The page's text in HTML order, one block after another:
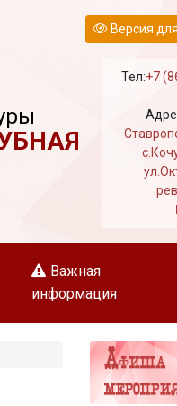
Версия
Тел:+7
Важная
информация